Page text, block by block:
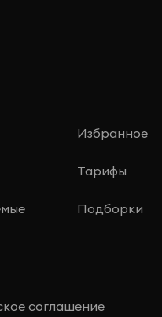
Избранное
Тарифы
Подборки
соглашение